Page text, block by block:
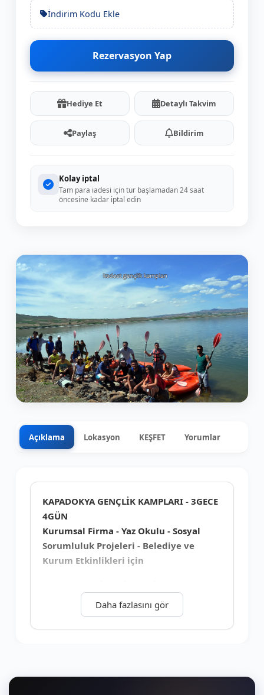
+10
Açıklama Lokasyon KEŞFET Yorumlar
KAPADOKYA GENÇLİK KAMPLARI - 3GECE
4GÜN
Kurumsal Firma - Yaz Okulu - Sosyal
Sorumluluk Projeleri - Belediye ve
Kurum Etkinlikleri için
*Temel Binicilik Eğitimi: Toplam Ders Saati
2 Saat Teorik/ 2Saat Arazi Uygulama:Atları
Daha fazlasını gör
İndirim Kodu Ekle
Rezervasyon Yap
Hediye Et Detaylı Takvim
Paylaş Bildirim
Kolay iptal
Tam para iadesi için tur başlamadan 24 saat
öncesine kadar iptal edin